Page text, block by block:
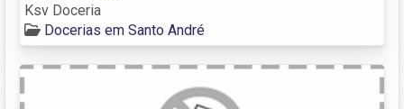
Ksv Doceria
Docerias em Santo André